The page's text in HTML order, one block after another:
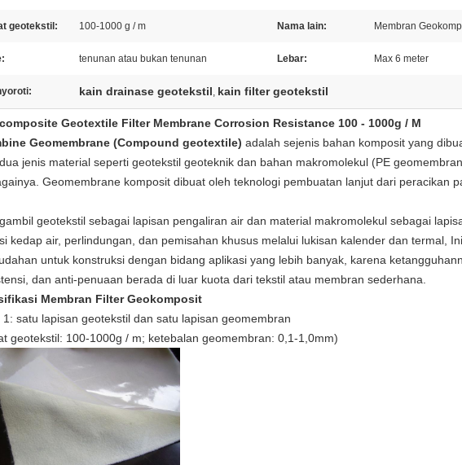
geotekstil: 100-1000 g / m Nama lain: Membran
tenunan atau bukan tenunan Lebar: Max 6 meter
kain drainase geotekstil, kain filter geotekstil
Geotextile Filter Membrane Corrosion Resistance 100 - 1000g / M
Geomembrane (Compound geotextile) adalah sejenis bahan komposit yang
jenis material seperti geotekstil geoteknik dan bahan makromolekul (PE
Geomembrane komposit dibuat oleh teknologi pembuatan lanjut dari peracikan
geotekstil sebagai lapisan pengaliran air dan material makromolekul sebagai
kedap air, perlindungan, dan pemisahan khusus melalui lukisan kalender dan termal,
untuk konstruksi dengan bidang aplikasi yang lebih banyak, karena
dan anti-penuaan berada di luar kuota dari tekstil atau membran sederhana.
Membran Filter Geokomposit
1: satu lapisan geotekstil dan satu lapisan geomembran
geotekstil: 100-1000g / m; ketebalan geomembran: 0,1-1,0mm)